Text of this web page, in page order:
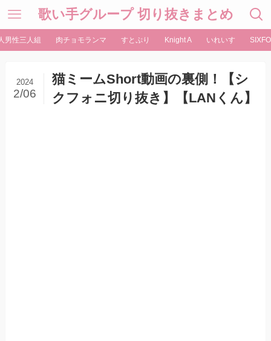
歌い手グループ 切り抜きまとめ
男性三人組 肉チョモランマ すとぷり Knight A いれいす
猫ミームShort動画の裏側！【シ
クフォニ切り抜き】【LANくん】
2024
2/06